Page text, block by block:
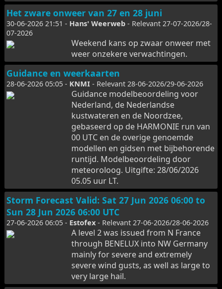
Het zware onweer van 27 en 28 juni
30-06-2026 21:51 - Hans' Weerweb- Relevant 27-07-2026/28-
07-2026
Weekend kans op zwaar onweer met
weer onzekere verwachtingen.
Guidance en weerkaarten
28-06-2026 05:05 - KNMI - Relevant 28-06-2026/29-06-2026
Guidance modelbeoordeling voor
Nederland, de Nederlandse
kustwateren en de Noordzee,
gebaseerd op de HARMONIE run van
00 UTC en de overige genoemde
modellen en gidsen met bijbehorende
runtijd. Modelbeoordeling door
meteoroloog. Uitgifte: 28/06/2026
05.05 uur LT.
Storm Forecast Valid: Sat 27 Jun 2026 06:00 to
Sun 28 Jun 2026 06:00 UTC
27-06-2026 06:05 - Estofex- Relevant 27-06-2026/28-06-2026
A level 2 was issued from N France
through BENELUX into NW Germany
mainly for severe and extremely
severe wind gusts, as well as large to
very large hail.